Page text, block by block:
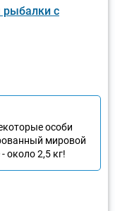
рыбалки с
особи
мировой
около 2,5 кг!